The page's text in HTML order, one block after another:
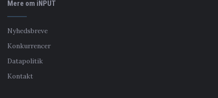
Mere om iNPUT
Nyhedsbreve
Konkurrencer
Datapolitik
Kontakt